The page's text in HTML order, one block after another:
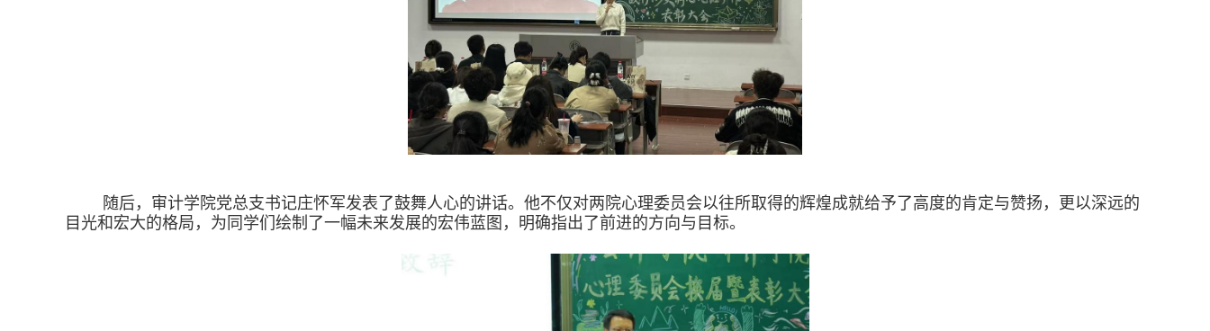
随后，审计学院党总支书记庄怀军发表了鼓舞人心的讲话。他不仅对两院心理委员会以往所取得的辉煌成就给予了高度的肯定与赞扬，更以深远的
目光和宏大的格局，为同学们绘制了一幅未来发展的宏伟蓝图，明确指出了前进的方向与目标。